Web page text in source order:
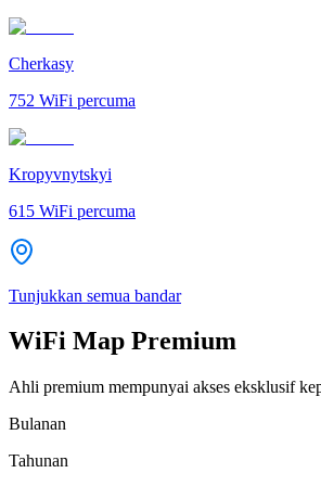
Cherkasy
752 WiFi percuma
Kropyvnytskyi
615 WiFi percuma
Tunjukkan semua bandar
WiFi Map Premium
Ahli premium mempunyai akses eksklusif
Bulanan
Tahunan